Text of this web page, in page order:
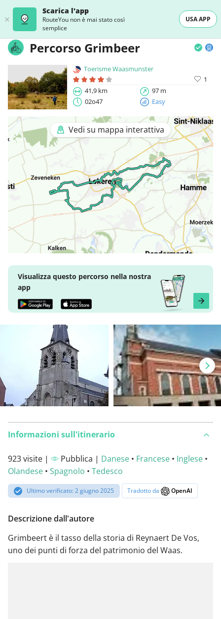
Scarica l'app
RouteYou non è mai stato così
semplice
USA APP
Percorso Grimbeer
Toerisme Waasmunster
1
41,9 km
97 m
02o47
Easy
Vedi su mappa interattiva
Visualizza questo percorso nella nostra
app
Informazioni sull'itinerario
923 visite | Pubblica | Danese • Francese • Inglese •
Olandese • Spagnolo • Tedesco
Ultimo verificato: 2 giugno 2025 Tradotto da OpenAI
Descrizione dall'autore
Grimbeert è il tasso della storia di Reynaert De Vos,
uno dei punti di forza del patrimonio del Waas.